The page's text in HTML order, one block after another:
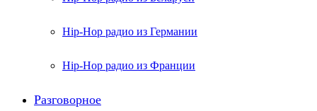
Hip-Hop радио из Германии
Hip-Hop радио из Франции
Разговорное